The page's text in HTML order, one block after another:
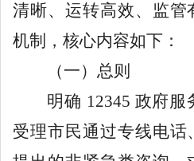
清晰、运转高效、监管
机制，核心内容如下：
（一）总则
明确 12345 政府服
受理市民通过专线电话